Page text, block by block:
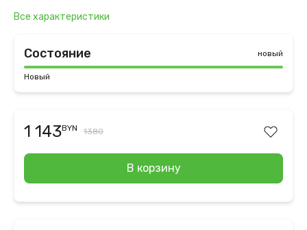
Все характеристики
Состояние новый
Новый
1 143BYN 1380
В корзину